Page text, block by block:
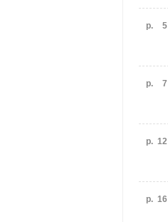
p. 5
p. 7
p. 12
p. 16